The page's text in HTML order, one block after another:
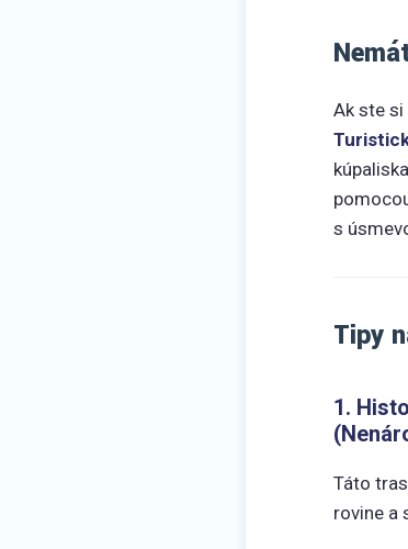
Ak ste si
s
Tipy
1.
Táto
rovine a